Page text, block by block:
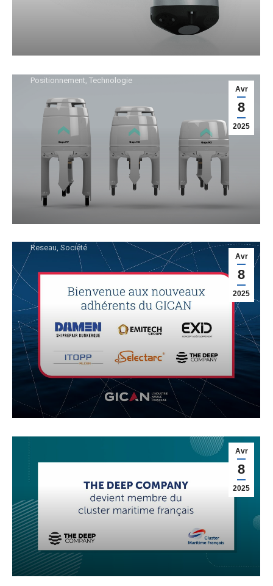
Avr
8
2025
TDC choisit le Gaps M7
d’EXAIL
Positionnement Technologie
Avr
8
2025
TDC membre du GICAN
Reseau Société
Avr
8
2025
TDC membre du CMF